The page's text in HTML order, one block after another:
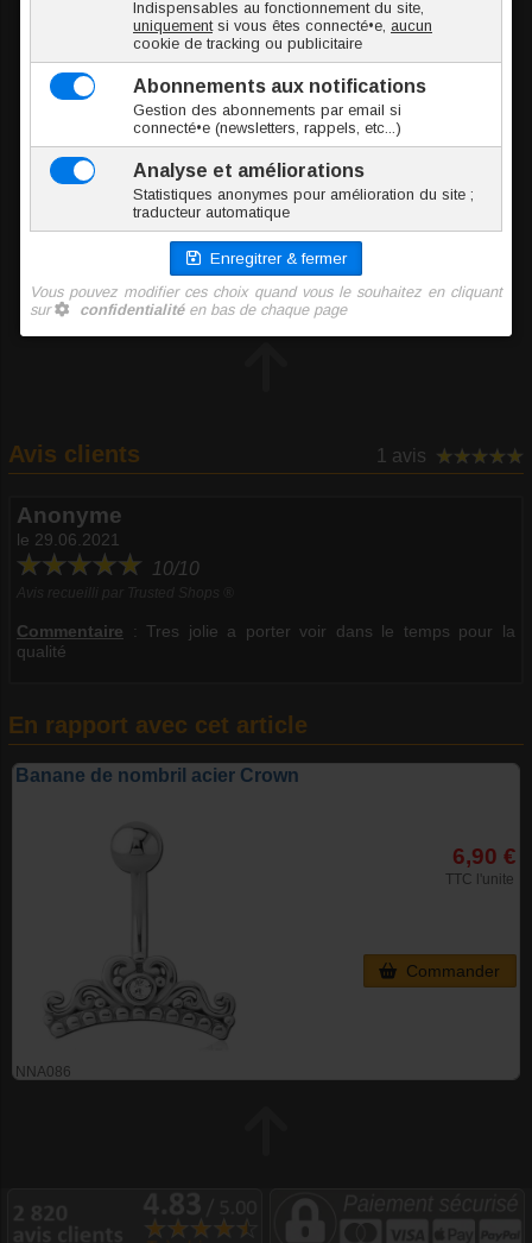
A Jonc / Tige
B Long. int.
C Boule
NNA028-1.6/10/5-JE
Onyx
3 g
TTC l'unité
Ajouter au panier
Avis clients 1 avis
Anonyme
le 29.06.2021
10/10
Commentaire :Tres jolie a porter voir dans le temps pour la
qualité
En rapport avec cet article
Banane de nombril acier Crown
NNA086
6,90 €
TTC l'unite
Commander